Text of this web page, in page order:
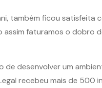
também ficou satisfeita
faturamos o dobro
de desenvolver um
recebeu mais de 500